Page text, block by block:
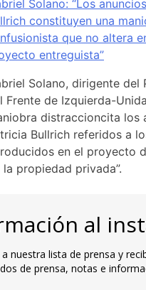
Solano: “Los
constituyen una
que no altera
entreguista”
Solano, dirigente del
Frente de Izquierda-
distraccioncita los
Bullrich referidos a
en el proyecto
la propiedad privada”.
al
nuestra lista de prensa y
de prensa, notas e